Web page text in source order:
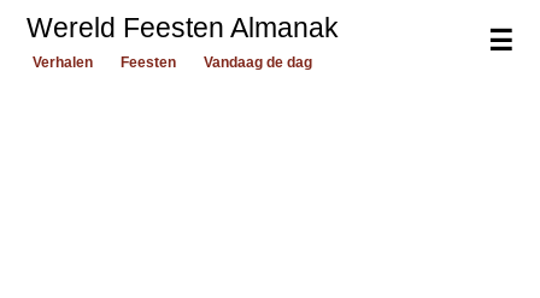
☰
Wereld Feesten Almanak
Verhalen Feesten Vandaag de dag